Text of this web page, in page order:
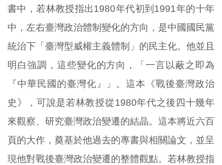
書中，若林教授指出1980年代初到1991年的十年
中，左右臺灣政治體制變化的方向，是中國國民黨
統治下「臺灣型威權主義體制」的民主化。他並且
明白強調，這些變化的方向，「一言以蔽之即為
『中華民國的臺灣化』」。這本《戰後臺灣政治
史》，可說是若林教授從1980年代之後四十幾年
來觀察、研究臺灣政治變遷的結晶。這本將近六百
頁的大作，奠基於他過去的專書與相關論文，並呈
現他對戰後臺灣政治變遷的整體觀點。若林教授指